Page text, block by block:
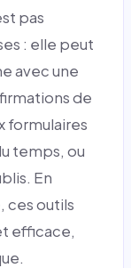
pas
: elle peut
avec une
de
formulaires
temps, ou
En
ces outils
efficace,